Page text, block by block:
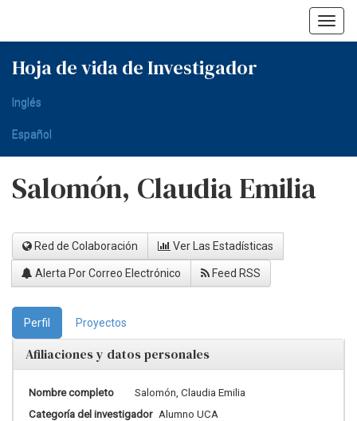
Hoja de vida de Investigador
Inglés
Español
Salomón, Claudia Emilia
Red de Colaboración Ver Las Estadísticas
Alerta Por Correo Electrónico Feed RSS
Perfil Proyectos
Afiliaciones y datos personales
Nombre completo
Salomón, Claudia Emilia
Categoría del investigador Alumno UCA